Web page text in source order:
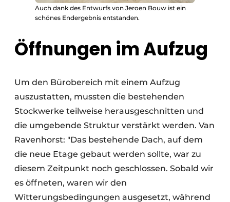
Auch dank des Entwurfs von Jeroen Bouw ist ein
schönes Endergebnis entstanden.
Öffnungen im Aufzug
Um den Bürobereich mit einem Aufzug
auszustatten, mussten die bestehenden
Stockwerke teilweise herausgeschnitten und
die umgebende Struktur verstärkt werden. Van
Ravenhorst: "Das bestehende Dach, auf dem
die neue Etage gebaut werden sollte, war zu
diesem Zeitpunkt noch geschlossen. Sobald wir
es öffneten, waren wir den
Witterungsbedingungen ausgesetzt, während